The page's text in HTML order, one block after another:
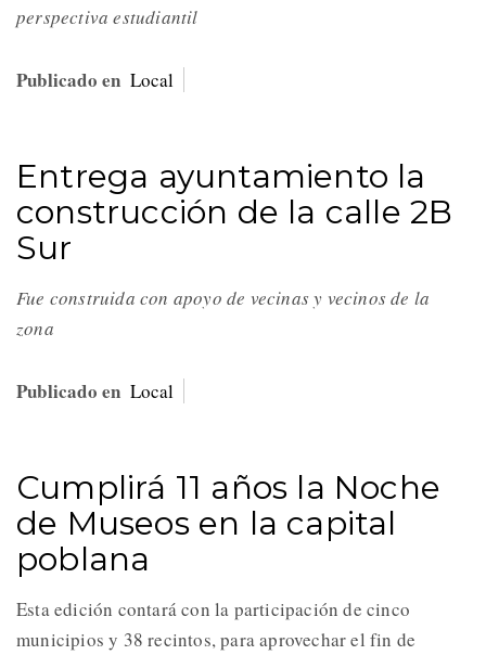
perspectiva estudiantil
Publicado en Local
Entrega ayuntamiento la
construcción de la calle 2B
Sur
Fue construida con apoyo de vecinas y vecinos de la
zona
Publicado en Local
Cumplirá 11 años la Noche
de Museos en la capital
poblana
Esta edición contará con la participación de cinco
municipios y 38 recintos, para aprovechar el fin de